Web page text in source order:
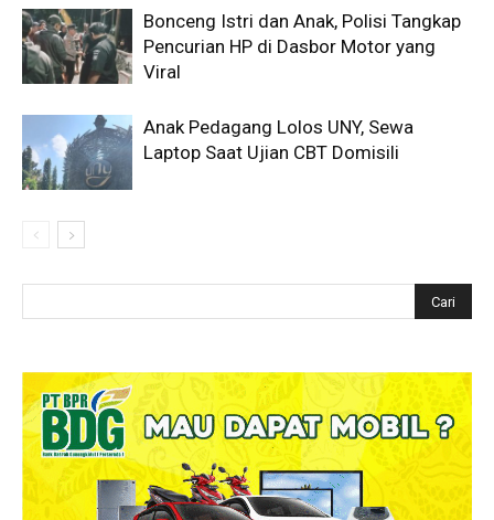
Bonceng Istri dan Anak, Polisi Tangkap
Pencurian HP di Dasbor Motor yang
Viral
Anak Pedagang Lolos UNY, Sewa
Laptop Saat Ujian CBT Domisili